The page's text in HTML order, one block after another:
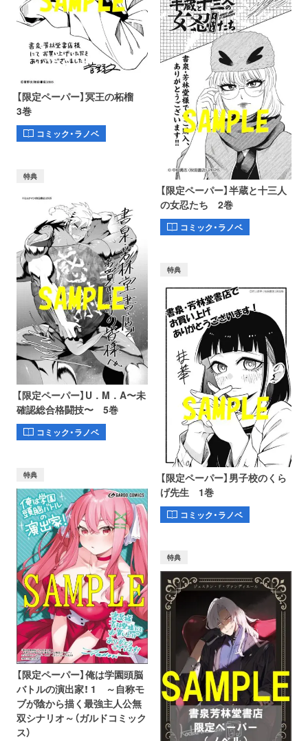
【限定ペーパー】冥王の柘榴
3巻
コミック・ラノベ
【限定ペーパー】半蔵と十三人
の女忍たち 2巻
コミック・ラノベ
特典
【限定ペーパー】U．M．A〜未
確認総合格闘技〜 5巻
コミック・ラノベ
特典
【限定ペーパー】男子校のくら
げ先生 1巻
コミック・ラノベ
特典
【限定ペーパー】俺は学園頭脳
バトルの演出家！ 1 ～自称モ
ブが陰から描く最強主人公無
双シナリオ～（ガルドコミック
ス）
特典